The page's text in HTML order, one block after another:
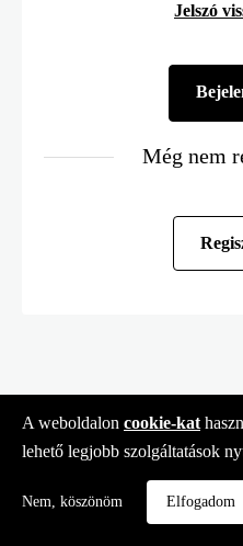
Jelszó
Még nem
A weboldalon cookie-kat
lehető legjobb szolgáltatások
Nem, köszönöm Elfogadom